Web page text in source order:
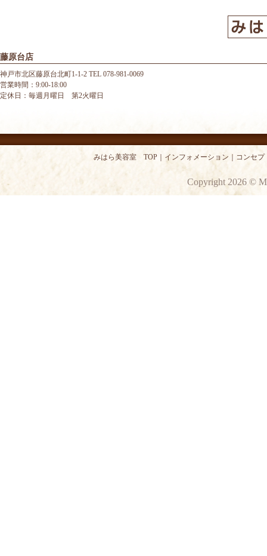
藤原台店
神戸市北区藤原台北町1-1-2 TEL 078-981-0069
営業時間：9:00-18:00
定休日：毎週月曜日 第2火曜日
みはら美容室 TOP インフォメーション コンセプ
Copyright 2026 ©